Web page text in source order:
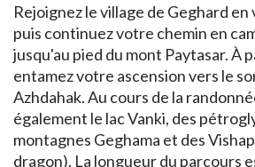
Rejoignez le village de Geghard
puis continuez votre chemin en
jusqu'au pied du mont Paytasar. À
entamez votre ascension vers le
Azhdahak. Au cours de la
également le lac Vanki, des
montagnes Geghama et des
dragon). La longueur du parcours